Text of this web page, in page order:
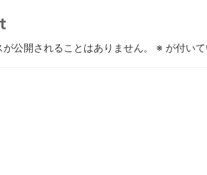
が公開されることはありません。 ※ が付い